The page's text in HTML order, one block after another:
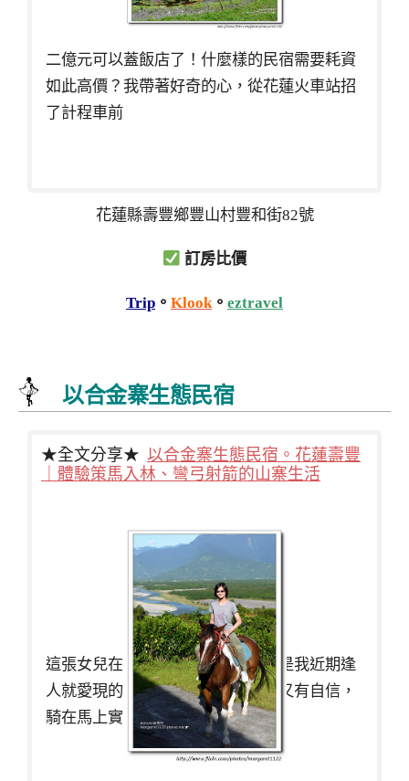
二億元可以蓋飯店了！什麼樣的民宿需要耗資
如此高價？我帶著好奇的心，從花蓮火車站招
了計程車前
花蓮縣壽豐鄉豐山村豐和街82號
訂房比價
Trip 。 Klook。 eztravel
以合金寨生態民宿
★全文分享★ 以合金寨生態民宿。花蓮壽豐
｜體驗策馬入林、彎弓射箭的山寨生活
這張女兒在以合金寨騎馬的照片，是我近期逢
人就愛現的驕傲，腿長的女兒又挺又有自信，
騎在馬上實